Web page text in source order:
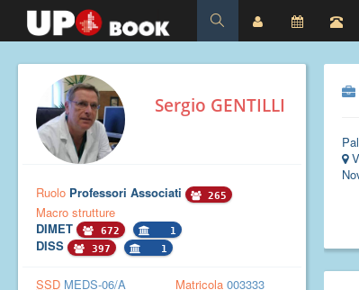
Sergio GENTILLI
Ruolo Professori Associati 265
Macro strutture
DIMET
672 1
DISS 397 1
SSD MEDS-06/A Matricola 003333